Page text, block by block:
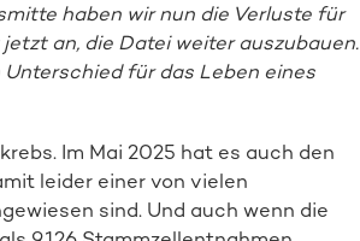
haben wir nun die Verluste für
an, die Datei weiter auszubauen.
für das Leben eines
Im Mai 2025 hat es auch den
leider einer von vielen
sind. Und auch wenn die